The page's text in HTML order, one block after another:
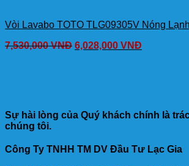
Vòi Lavabo TOTO TLG09305V Nóng Lạnh
7,530,000VNĐ 6,028,000 VNĐ
Sự hài lòng của Quý khách chính là
chúng tôi.
Công Ty TNHH TM DV Đầu Tư Lạc Gia